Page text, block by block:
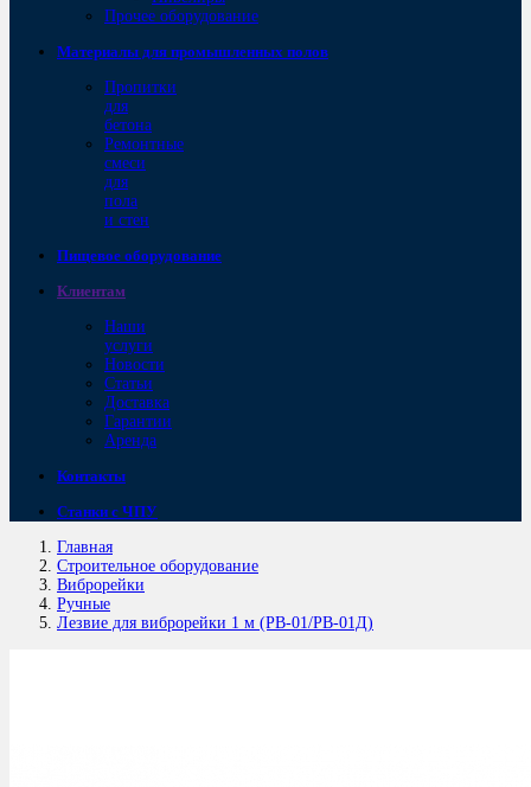
Прочее оборудование
Материалы для промышленных полов
Пропитки
для
бетона
Ремонтные
смеси
для
пола
и стен
Пищевое оборудование
Клиентам
Наши
услуги
Новости
Статьи
Доставка
Гарантии
Аренда
Контакты
Станки с ЧПУ
Главная
Строительное оборудование
Виброрейки
Ручные
Лезвие для виброрейки 1 м (РВ-01/РВ-01Д)